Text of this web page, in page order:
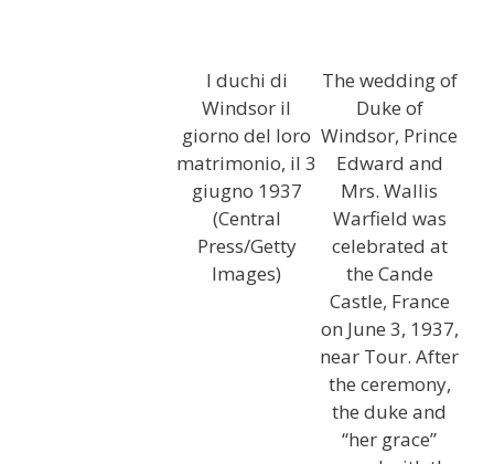
I duchi di
Windsor il
giorno del loro
matrimonio, il 3
giugno 1937
(Central
Press/Getty
Images)
The wedding of
Duke of
Windsor, Prince
Edward and
Mrs. Wallis
Warfield was
celebrated at
the Cande
Castle, France
on June 3, 1937,
near Tour. After
the ceremony,
the duke and
“her grace”